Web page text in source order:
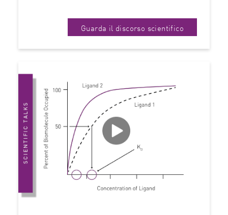
Guarda il discorso scientifico